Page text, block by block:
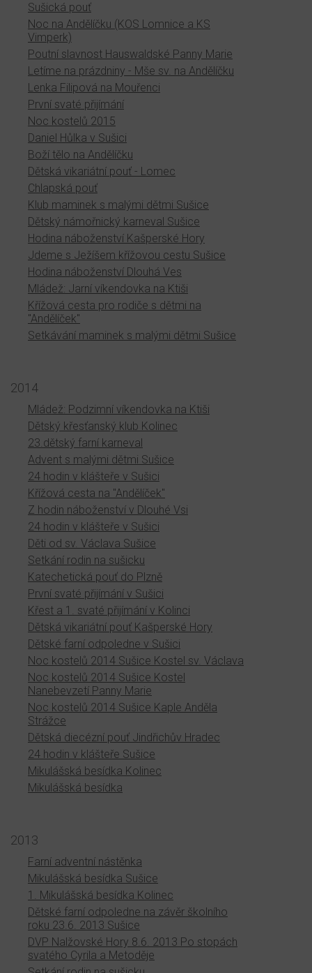
Sušická pouť
Noc na Andělíčku (KOS Lomnice a KS
Vimperk)
Poutní slavnost Hauswaldské Panny Marie
Letíme na prázdniny - Mše sv. na Andělíčku
Lenka Filipová na Mouřenci
První svaté přijímání
Noc kostelů 2015
Daniel Hůlka v Sušici
Boží tělo na Andělíčku
Dětská vikariátní pouť - Lomec
Chlapská pouť
Klub maminek s malými dětmi Sušice
Dětský námořnický karneval Sušice
Hodina náboženství Kašperské Hory
Jdeme s Ježíšem křížovou cestu Sušice
Hodina náboženství Dlouhá Ves
Mládež: Jarní víkendovka na Ktiši
Křížová cesta pro rodiče s dětmi na
"Andělíček"
Setkávání maminek s malými dětmi Sušice
2014
Mládež: Podzimní víkendovka na Ktiši
Dětský křesťanský klub Kolinec
23.dětský farní karneval
Advent s malými dětmi Sušice
24 hodin v klášteře v Sušici
Křížová cesta na "Andělíček"
Z hodin náboženství v Dlouhé Vsi
24 hodin v klášteře v Sušici
Děti od sv. Václava Sušice
Setkání rodin na sušicku
Katechetická pouť do Plzně
První svaté přijímání v Sušici
Křest a 1. svaté přijímání v Kolinci
Dětská vikariátní pouť Kašperské Hory
Dětské farní odpoledne v Sušici
Noc kostelů 2014 Sušice Kostel sv. Václava
Noc kostelů 2014 Sušice Kostel
Nanebevzetí Panny Marie
Noc kostelů 2014 Sušice Kaple Anděla
Strážce
Dětská diecézní pouť Jindřichův Hradec
24 hodin v klášteře Sušice
Mikulášská besídka Kolinec
Mikulášská besídka
2013
Farní adventní nástěnka
Mikulášská besídka Sušice
1. Mikulášská besídka Kolinec
Dětské farní odpoledne na závěr školního
roku 23.6. 2013 Sušice
DVP Nalžovské Hory 8.6. 2013 Po stopách
svatého Cyrila a Metoděje